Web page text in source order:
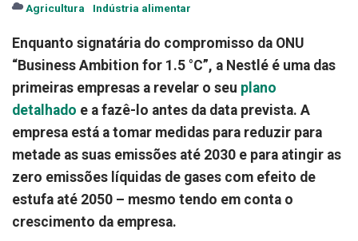
Agricultura
Indústria alimentar
Enquanto signatária do compromisso da ONU
“Business Ambition for 1.5 °C”, a Nestlé é uma das
primeiras empresas a revelar o seu plano
detalhado e a fazê-lo antes da data prevista. A
empresa está a tomar medidas para reduzir para
metade as suas emissões até 2030 e para atingir as
zero emissões líquidas de gases com efeito de
estufa até 2050 – mesmo tendo em conta o
crescimento da empresa.